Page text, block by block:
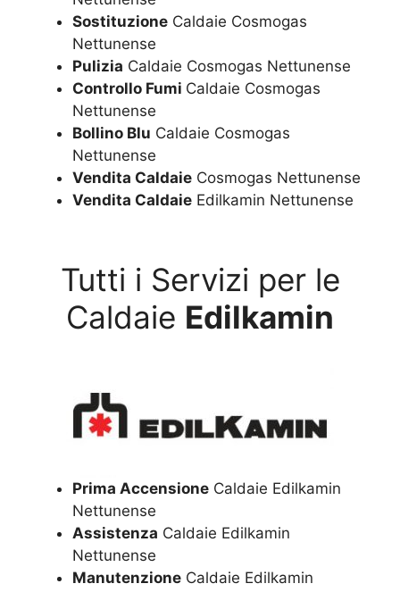
Sostituzione Caldaie Cosmogas
Nettunense
Pulizia Caldaie Cosmogas Nettunense
Controllo Fumi Caldaie Cosmogas
Nettunense
Bollino Blu Caldaie Cosmogas
Nettunense
Vendita Caldaie Cosmogas Nettunense
Vendita Caldaie Edilkamin Nettunense
Tutti i Servizi per le
Caldaie Edilkamin
Prima Accensione Caldaie Edilkamin
Nettunense
Assistenza Caldaie Edilkamin
Nettunense
Manutenzione Caldaie Edilkamin